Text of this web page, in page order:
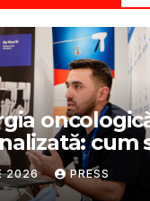
cum
planul de
2026 PRESS